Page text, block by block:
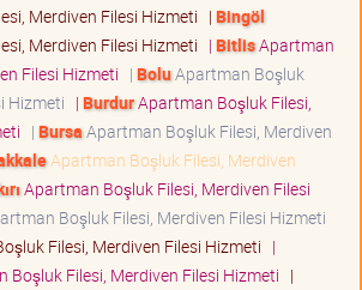
Merdiven Filesi Hizmeti | Bingöl
Merdiven Filesi Hizmeti | BitlisApartman
Filesi Hizmeti | BoluApartman Boşluk
Hizmeti | BurdurApartman Boşluk Filesi,
| BursaApartman Boşluk Filesi, Merdiven
Apartman Boşluk Filesi, Merdiven
Apartman Boşluk Filesi, Merdiven Filesi
Boşluk Filesi, Merdiven Filesi Hizmeti
Filesi, Merdiven Filesi Hizmeti |
Boşluk Filesi, Merdiven Filesi Hizmeti |